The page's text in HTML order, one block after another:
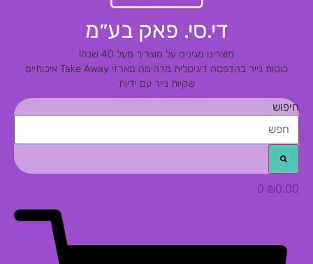
די.סי. פאק בע״מ
מוצרינו מגינים על מוצריך מעל 40 שנה!
כוסות נייר בהדפסה דיגיטלית מדהימהמארזי Take Away איכותיים
שקיות נייר עם ידיות
חיפוש
₪0.00
0